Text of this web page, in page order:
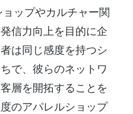
ョップやカルチャー関
信力向上を目的に企
は同じ感度を持つシ
で、彼らのネットワ
層を開拓することを
のアパレルショップ